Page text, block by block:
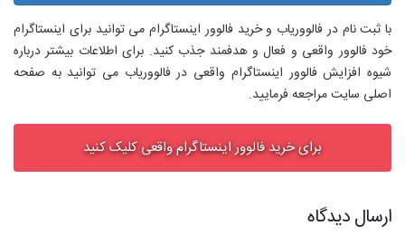
با ثبت نام در فالووریاب و خرید فالوور اینستاگرام می توانید برای اینستاگرام
خود فالوور واقعی و فعال و هدفمند جذب کنید. برای اطلاعات بیشتر درباره
شیوه افزایش فالوور اینستاگرام واقعی در فالووریاب می توانید به صفحه
اصلی سایت مراجعه فرمایید.
برای خرید فالوور اینستاگرام واقعی کلیک کنید
ارسال دیدگاه